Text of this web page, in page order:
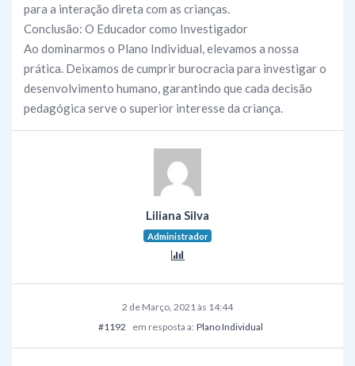
para a interação direta com as crianças.
Conclusão: O Educador como Investigador
Ao dominarmos o Plano Individual, elevamos a nossa
prática. Deixamos de cumprir burocracia para investigar o
desenvolvimento humano, garantindo que cada decisão
pedagógica serve o superior interesse da criança.
Liliana Silva
Administrador
2 de Março, 2021 às 14:44
#1192
em resposta a: Plano Individual